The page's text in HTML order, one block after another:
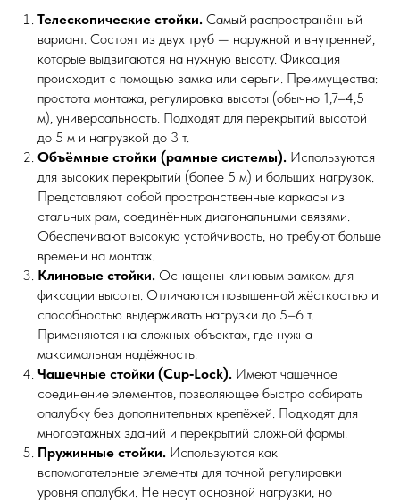
Телескопические стойки. Самый распространённый
вариант. Состоят из двух труб — наружной и внутренней,
которые выдвигаются на нужную высоту. Фиксация
происходит с помощью замка или серьги. Преимущества:
простота монтажа, регулировка высоты (обычно 1,7–4,5
м), универсальность. Подходят для перекрытий высотой
до 5 м и нагрузкой до 3 т.
Объёмные стойки (рамные системы). Используются
для высоких перекрытий (более 5 м) и больших нагрузок.
Представляют собой пространственные каркасы из
стальных рам, соединённых диагональными связями.
Обеспечивают высокую устойчивость, но требуют больше
времени на монтаж.
Клиновые стойки. Оснащены клиновым замком для
фиксации высоты. Отличаются повышенной жёсткостью и
способностью выдерживать нагрузки до 5–6 т.
Применяются на сложных объектах, где нужна
максимальная надёжность.
Чашечные стойки (Cup‑Lock). Имеют чашечное
соединение элементов, позволяющее быстро собирать
опалубку без дополнительных крепёжей. Подходят для
многоэтажных зданий и перекрытий сложной формы.
Пружинные стойки. Используются как
вспомогательные элементы для точной регулировки
уровня опалубки. Не несут основной нагрузки, но